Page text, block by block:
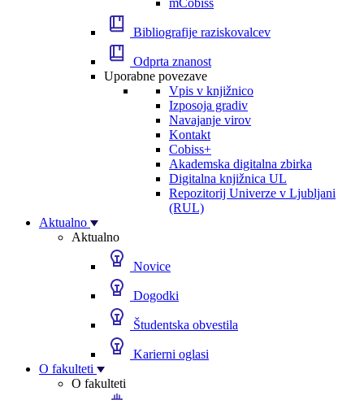
mCobiss
Bibliografije raziskovalcev
Odprta znanost
Uporabne povezave
Vpis v knjižnico
Izposoja gradiv
Navajanje virov
Kontakt
Cobiss+
Akademska digitalna zbirka
Digitalna knjižnica UL
Repozitorij Univerze v Ljubljani
(RUL)
Aktualno
Aktualno
Novice
Dogodki
Študentska obvestila
Karierni oglasi
O fakulteti
O fakulteti